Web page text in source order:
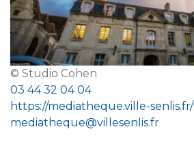
© Studio Cohen
03 44 32 04 04
https://mediatheque.ville-senlis.fr/
mediatheque@villesenlis.fr